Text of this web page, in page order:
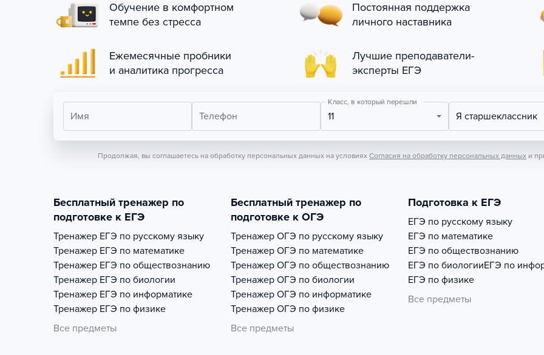
Обучение в комфортном
темпе без стресса
Постоянная поддержка
личного наставника
Ежемесячные пробники
и аналитика прогресса
Лучшие преподаватели-
эксперты ЕГЭ
Имя Телефон
Класс, в который перешли
11 Я старшеклассник
Продолжая, вы соглашаетесь на обработку персональных данных на условиях Согласия на обработку персональных данных и
Бесплатный тренажер по
подготовке к ЕГЭ
Тренажер ЕГЭ по русскому языку
Тренажер ЕГЭ по математике
Тренажер ЕГЭ по обществознанию
Тренажер ЕГЭ по биологии
Тренажер ЕГЭ по информатике
Тренажер ЕГЭ по физике
Все предметы
Бесплатный тренажер по
подготовке к ОГЭ
Тренажер ОГЭ по русскому языку
Тренажер ОГЭ по математике
Тренажер ОГЭ по обществознанию
Тренажер ОГЭ по биологии
Тренажер ОГЭ по информатике
Тренажер ОГЭ по физике
Все предметы
Подготовка к ЕГЭ
ЕГЭ по русскому языку
ЕГЭ по математике
ЕГЭ по обществознанию
ЕГЭ по биологииЕГЭ по
ЕГЭ по физике
Все предметы